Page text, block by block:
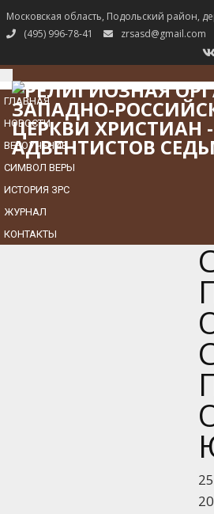
Московская область, Подольский район,
(495) 996-78-41
zrsasd@gmail.com
TOGGLE
NAVIGATION
ГЛАВНАЯ
НОВОСТИ
ВЕРОУЧЕНИЕ
СИМВОЛ ВЕРЫ
ИСТОРИЯ ЗРС
ЖУРНАЛ
КОНТАКТЫ